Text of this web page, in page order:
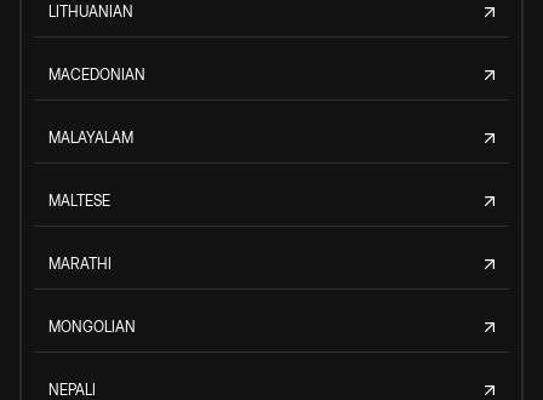
LITHUANIAN
MACEDONIAN
MALAYALAM
MALTESE
MARATHI
MONGOLIAN
NEPALI